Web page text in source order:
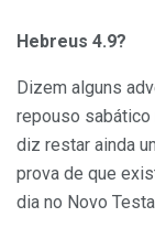
Hebreus 4.9?
Dizem alguns
repouso sabático
diz restar ainda
prova de que
dia no Novo